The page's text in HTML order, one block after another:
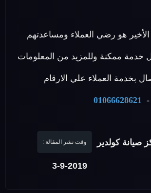
الأخير هو رضي العملاء ومساعدتهم
خدمة ممكنة وللمزيد من المعلومات
بخدمة العملاء علي الارقام
-
01066628621
صيانة كولدير وقت نشر المقالة :
3-9-2019